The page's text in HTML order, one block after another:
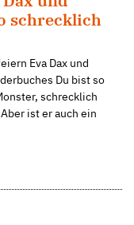
schrecklich
Eva Dax und
Du bist so
schrecklich
ist er auch ein